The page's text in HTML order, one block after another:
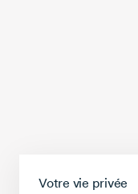
Votre vie privée